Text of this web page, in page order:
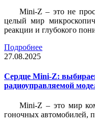
Mini-Z – это не
целый мир
реакции и глубокого
Подробнее
27.08.2025
Сердце Mini-Z:
радиоуправляемой
Mini-Z – это мир
гоночных автомобилей,